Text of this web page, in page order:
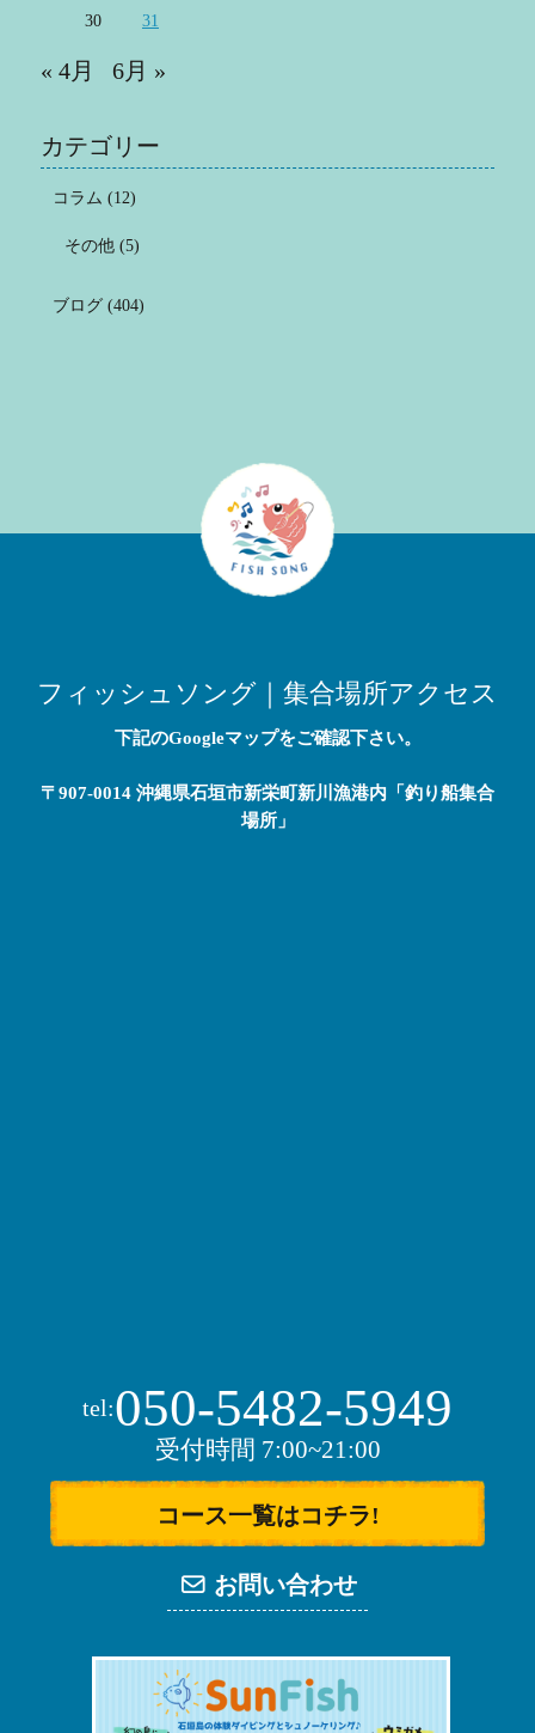
30 31
« 4月 6月 »
カテゴリー
コラム (12)
その他(5)
ブログ(404)
フィッシュソング｜集合場所アクセス
下記のGoogleマップをご確認下さい。
〒907-0014 沖縄県石垣市新栄町新川漁港内「釣り船集合
場所」
tel:050-5482-5949
受付時間 7:00~21:00
コース一覧はコチラ!
お問い合わせ